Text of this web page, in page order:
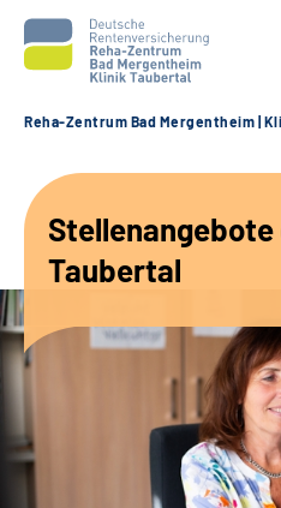
Unsere Angebote
Karriere
Sozialdienste & Zuweisende
Reha-Zentrum Bad Mergentheim |
Taubertal